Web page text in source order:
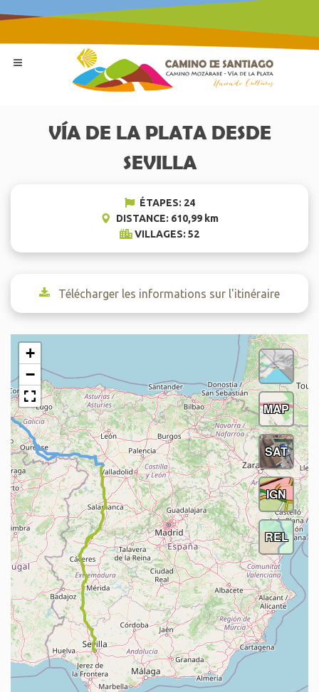
VÍA DE LA PLATA DESDE
SEVILLA
ÉTAPES: 24
DISTANCE: 610,99 km
VILLAGES: 52
Télécharger les informations sur l'itinéraire
+
−
MAP
SAT
IGN
REL